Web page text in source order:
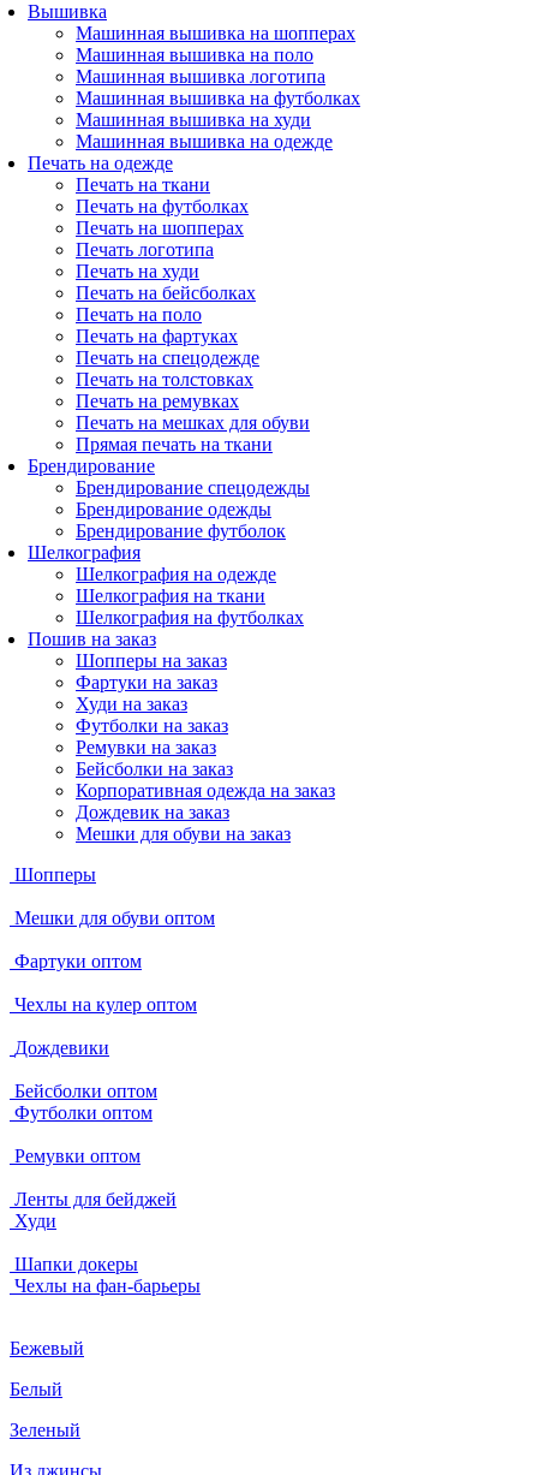
Вышивка
Машинная вышивка на шопперах
Машинная вышивка на поло
Машинная вышивка логотипа
Машинная вышивка на футболках
Машинная вышивка на худи
Машинная вышивка на одежде
Печать на одежде
Печать на ткани
Печать на футболках
Печать на шопперах
Печать логотипа
Печать на худи
Печать на бейсболках
Печать на поло
Печать на фартуках
Печать на спецодежде
Печать на толстовках
Печать на ремувках
Печать на мешках для обуви
Прямая печать на ткани
Брендирование
Брендирование спецодежды
Брендирование одежды
Брендирование футболок
Шелкография
Шелкография на одежде
Шелкография на ткани
Шелкография на футболках
Пошив на заказ
Шопперы на заказ
Фартуки на заказ
Худи на заказ
Футболки на заказ
Ремувки на заказ
Бейсболки на заказ
Корпоративная одежда на заказ
Дождевик на заказ
Мешки для обуви на заказ
Шопперы
Мешки для обуви оптом
Фартуки оптом
Чехлы на кулер оптом
Дождевики
Бейсболки оптом
Футболки оптом
Ремувки оптом
Ленты для бейджей
Худи
Шапки докеры
Чехлы на фан-барьеры
Бежевый
Белый
Зеленый
Из джинсы